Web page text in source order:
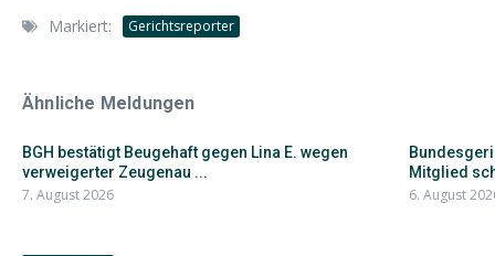
Markiert: Gerichtsreporter
Ähnliche Meldungen
BGH bestätigt Beugehaft gegen Lina E. wegen
verweigerter Zeugenau ...
7. August 2026
Mitglied
6. August